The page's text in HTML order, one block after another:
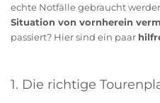
echte Notfälle gebraucht
Situation von vornherein
passiert? Hier sind ein paar
1. Die richtige